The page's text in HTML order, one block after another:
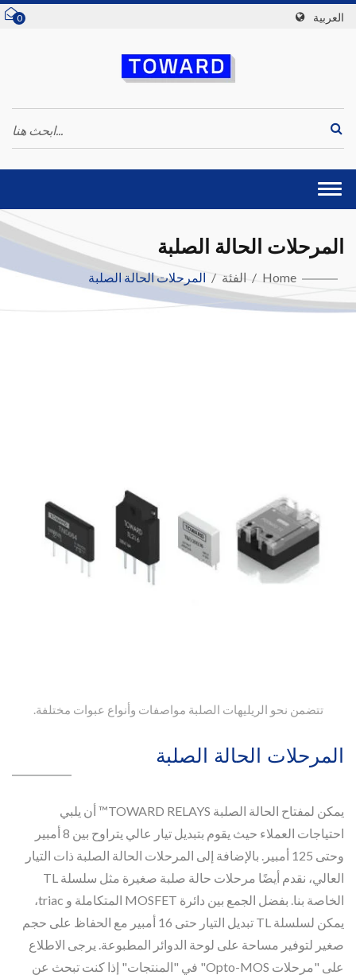
0 العربية
المرحلات الحالة الصلبة
Home
/ الفئة / المرحلات الحالة الصلبة
تتضمن نحو الريليهات الصلبة مواصفات وأنواع عبوات مختلفة.
المرحلات الحالة الصلبة
يمكن لمفتاح الحالة الصلبة TOWARD RELAYS™ أن يلبي
احتياجات العملاء حيث يقوم بتبديل تيار عالي يتراوح بين 8 أمبير
وحتى 125 أمبير. بالإضافة إلى المرحلات الحالة الصلبة ذات التيار
العالي، نقدم أيضًا مرحلات حالة صلبة صغيرة مثل سلسلة TL
الخاصة بنا. بفضل الجمع بين دائرة MOSFET المتكاملة و triac،
يمكن لسلسلة TL تبديل التيار حتى 16 أمبير مع الحفاظ على حجم
صغير لتوفير مساحة على لوحة الدوائر المطبوعة. يرجى الاطلاع
على "مرحلات Opto-MOS" في "المنتجات" إذا كنت تبحث عن